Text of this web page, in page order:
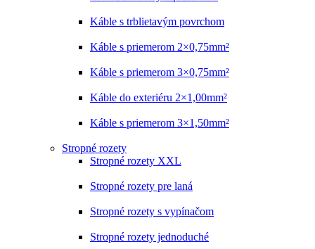
Káble s trblietavým povrchom
Káble s priemerom 2×0,75mm²
Káble s priemerom 3×0,75mm²
Káble do exteriéru 2×1,00mm²
Káble s priemerom 3×1,50mm²
Stropné rozety
Stropné rozety XXL
Stropné rozety pre laná
Stropné rozety s vypínačom
Stropné rozety jednoduché